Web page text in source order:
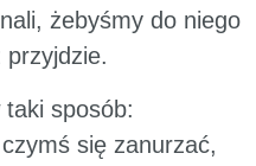
żebyśmy do niego
przyjdzie.
sposób:
się zanurzać,